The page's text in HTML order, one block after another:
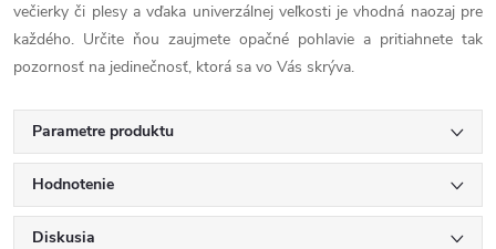
večierky či plesy a vďaka univerzálnej veľkosti je vhodná naozaj pre
každého. Určite ňou zaujmete opačné pohlavie a pritiahnete tak
pozornosť na jedinečnosť, ktorá sa vo Vás skrýva.
Parametre produktu
Hodnotenie
Diskusia